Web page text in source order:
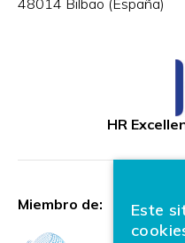
48014 Bilbao (España)
HR
Miembro de:
Este